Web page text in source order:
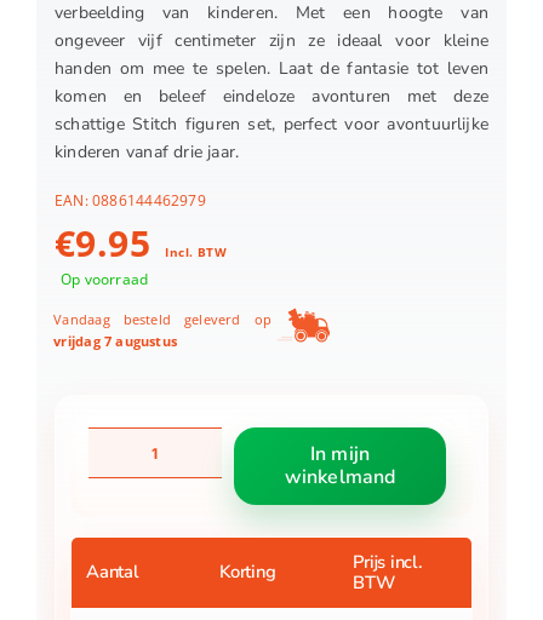
verbeelding van kinderen. Met een hoogte van
ongeveer vijf centimeter zijn ze ideaal voor kleine
handen om mee te spelen. Laat de fantasie tot leven
komen en beleef eindeloze avonturen met deze
schattige Stitch figuren set, perfect voor avontuurlijke
kinderen vanaf drie jaar.
EAN:0886144462979
€9.95 Incl. BTW
Op voorraad
Vandaag besteld geleverd op
vrijdag 7 augustus
figuren
Stitch
Superhero
In mijn
winkelmand
Aantal Korting
Prijs incl.
BTW